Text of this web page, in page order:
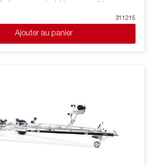
manipulables et amovibles pour
nu et une parfaite plateforme de chargement.
(force maximale de 400 kg par
d'arrimer et de sécuriser le chargement.
d'accessoires est également disponible. Les
311215
Ajouter au panier